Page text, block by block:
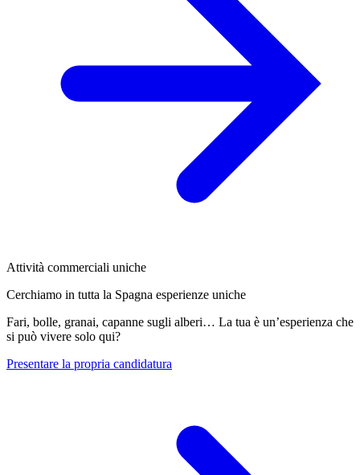
Attività commerciali uniche
Cerchiamo in tutta la Spagna esperienze uniche
Fari, bolle, granai, capanne sugli alberi… La tua è un’esperienza che
si può vivere solo qui?
Presentare la propria candidatura